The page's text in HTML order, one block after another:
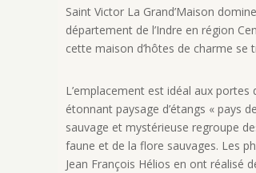
Saint Victor La Grand’Maison
département de l’Indre en région
cette maison d’hôtes de charme se
L’emplacement est idéal aux portes
étonnant paysage d’étangs « pays
sauvage et mystérieuse regroupe
faune et de la flore sauvages. Les
Jean François Hélios en ont réalisé